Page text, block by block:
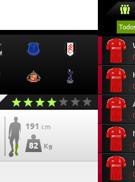
191 cm
82 Kg